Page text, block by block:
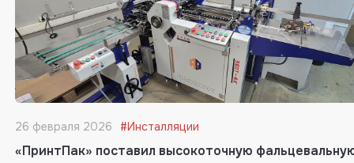
26 февраля 2026 #Инсталляции
«ПринтПак» поставил высокоточную